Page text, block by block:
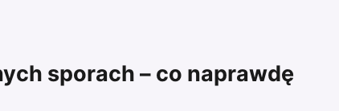
sporach – co naprawdę